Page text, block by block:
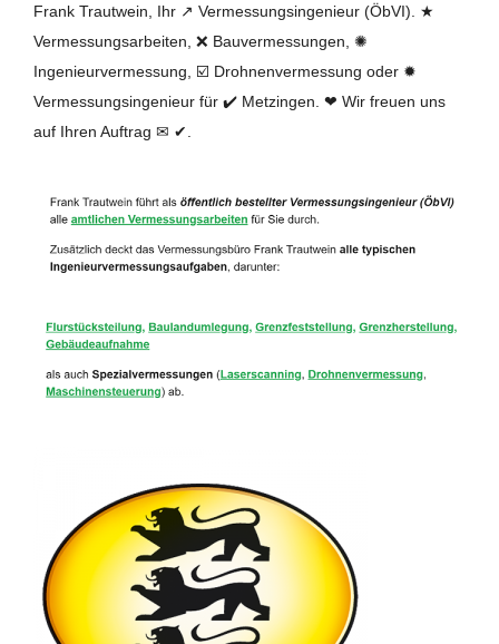
Frank Trautwein, Ihr ↗️ Vermessungsingenieur (ÖbVI). ★
Vermessungsarbeiten, ❌ Bauvermessungen, ✺
Ingenieurvermessung, ☑️ Drohnenvermessung oder ✹
Vermessungsingenieur für ✔️ Metzingen. ❤ Wir freuen uns
auf Ihren Auftrag ✉ ✔.